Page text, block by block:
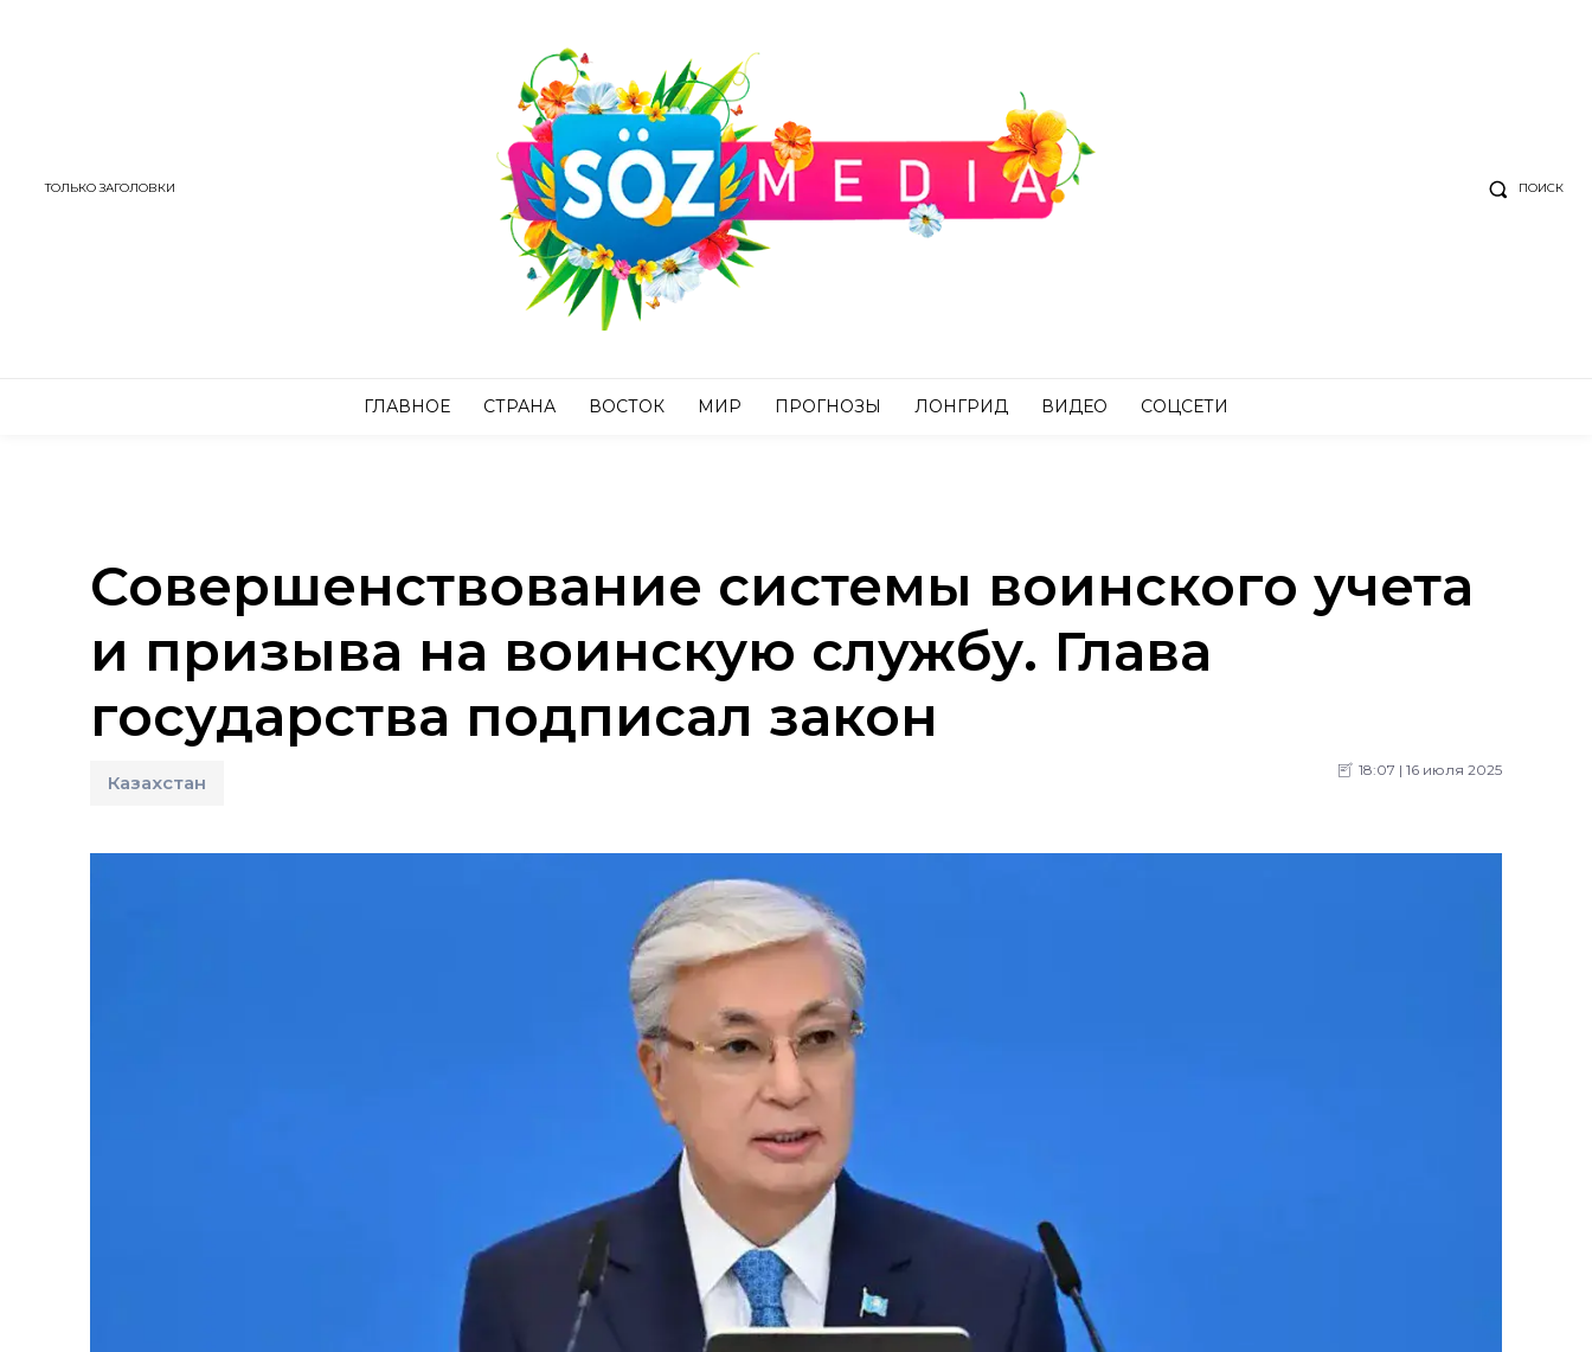
ТОЛЬКО ЗАГОЛОВКИ ПОИСК
ГЛАВНОЕ СТРАНА ВОСТОК МИР ПРОГНОЗЫ ЛОНГРИД ВИДЕО СОЦСЕТИ
Совершенствование системы воинского учета
и призыва на воинскую службу. Глава
государства подписал закон
Казахстан
18:07 | 16 июля 2025